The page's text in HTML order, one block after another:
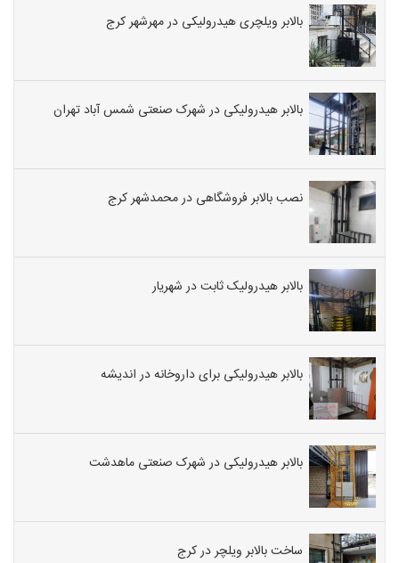
بالابر ویلچری هیدرولیکی در مهرشهر کرج
بالابر هیدرولیکی در شهرک صنعتی شمس آباد تهران
نصب بالابر فروشگاهی در محمدشهر کرج
بالابر هیدرولیک ثابت در شهریار
بالابر هیدرولیکی برای داروخانه در اندیشه
بالابر هیدرولیکی در شهرک صنعتی ماهدشت
ساخت بالابر ویلچر در کرج